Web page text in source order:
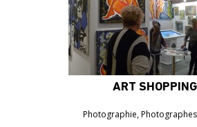
ART SHOPPING
Photographie,